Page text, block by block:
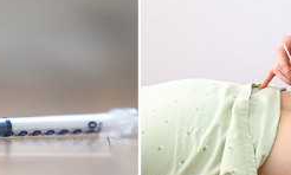
인데 한쪽 다리만 심
상이 아닐 수 있습니
좋은 운동, 공 스